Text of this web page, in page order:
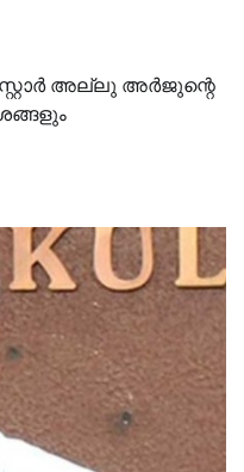
അല്ലു അർജുന്റെ